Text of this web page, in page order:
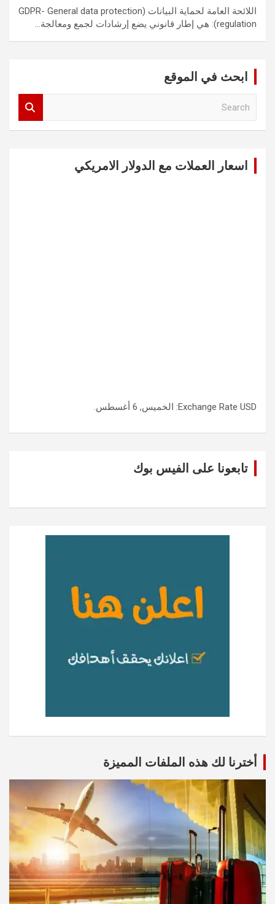
اللائحة العامة لحماية البيانات (GDPR- General data protection
regulation): هي إطار قانوني يضع إرشادات لجمع ومعالجة…
ابحث في الموقع
اسعار العملات مع الدولار الامريكي
Exchange Rate USD : الخميس, 6 أغسطس.
تابعونا على الفيس بوك
أخترنا لك هذه الملفات المميزة